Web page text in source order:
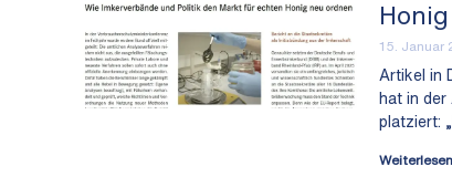
15. Januar
Artikel in
hat in
platziert: